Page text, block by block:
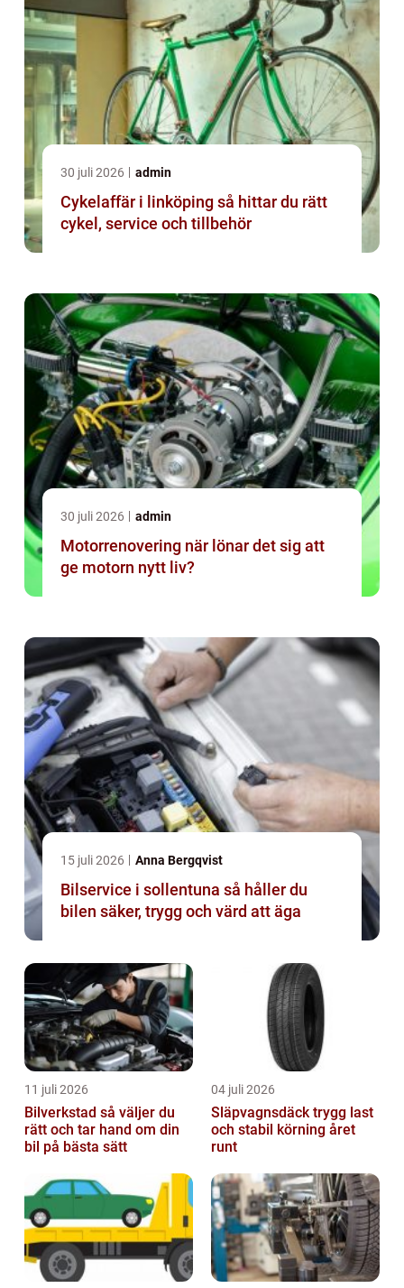
30 juli 2026 admin
Cykelaffär i linköping så hittar du rätt
cykel, service och tillbehör
30 juli 2026 admin
Motorrenovering när lönar det sig att
ge motorn nytt liv?
15 juli 2026 Anna Bergqvist
Bilservice i sollentuna så håller du
bilen säker, trygg och värd att äga
11 juli 2026
Bilverkstad så väljer du
rätt och tar hand om din
bil på bästa sätt
04 juli 2026
Släpvagnsdäck trygg last
och stabil körning året
runt